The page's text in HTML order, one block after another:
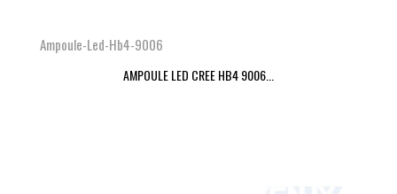
Ampoule-Led-Hb4-9006
AMPOULE LED CREE HB4 9006...